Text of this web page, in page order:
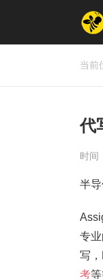
当前
代
时间
半
专
写，
考